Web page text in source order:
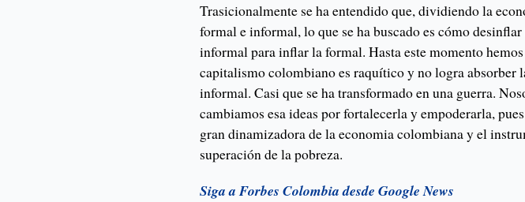
Trasicionalmente se ha entendido que, dividiendo la
formal e informal, lo que se ha buscado es cómo
informal para inflar la formal. Hasta este momento
capitalismo colombiano es raquítico y no logra absorber
informal. Casi que se ha transformado en una guerra.
cambiamos esa ideas por fortalecerla y empoderarla,
gran dinamizadora de la economia colombiana y el
superación de la pobreza.
Siga a Forbes Colombia desde Google News